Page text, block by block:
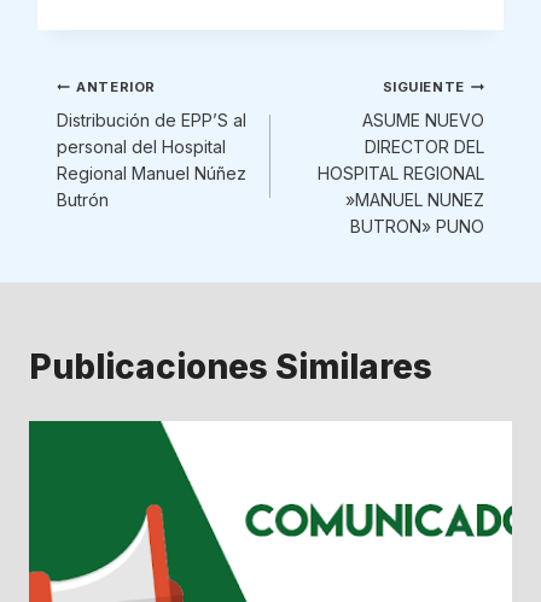
Navegación
de
entradas
ANTERIOR
Distribución de EPP’S al
personal del Hospital
Regional Manuel Núñez
Butrón
SIGUIENTE
ASUME NUEVO
DIRECTOR DEL
HOSPITAL REGIONAL
»MANUEL NUNEZ
BUTRON» PUNO
Publicaciones Similares